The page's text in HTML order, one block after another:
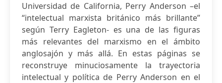
Universidad de California, Perry Anderson –el
“intelectual marxista británico más brillante”
según Terry Eagleton- es una de las figuras
más relevantes del marxismo en el ámbito
anglosajón y más allá. En estas páginas se
reconstruye minuciosamente la trayectoria
intelectual y política de Perry Anderson en el